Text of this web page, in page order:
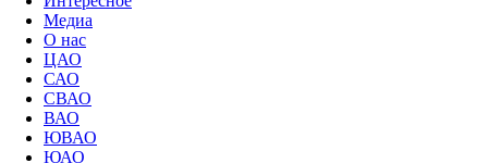
Медиа
О нас
ЦАО
САО
СВАО
ВАО
ЮВАО
ЮАО